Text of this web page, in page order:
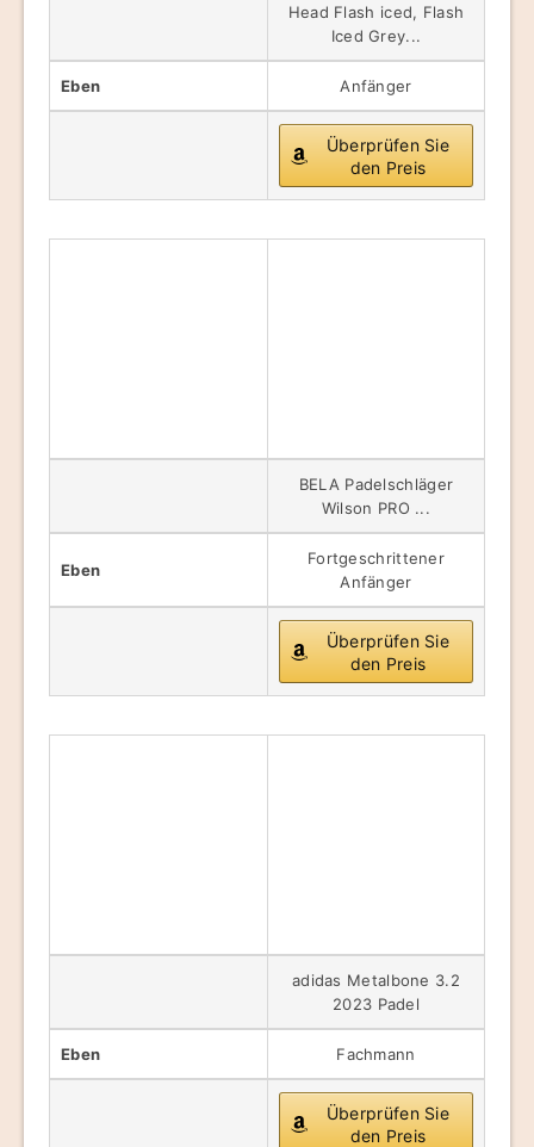
Head Flash iced, Flash
Iced Grey...
Eben Anfänger
Überprüfen Sie
den Preis
BELA Padelschläger
Wilson PRO ...
Eben
Fortgeschrittener
Anfänger
Überprüfen Sie
den Preis
adidas Metalbone 3.2
2023 Padel
Eben Fachmann
Überprüfen Sie
den Preis